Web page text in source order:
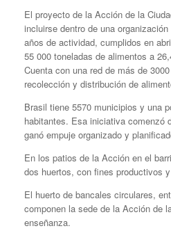
El proyecto de la Acción de la
incluirse dentro de una
años de actividad, cumplidos en
55 000 toneladas de alimentos a
Cuenta con una red de más de
recolección y distribución de
Brasil tiene 5570 municipios y una
habitantes. Esa iniciativa comenzó
ganó empuje organizado y
En los patios de la Acción en el
dos huertos, con fines productivos
El huerto de bancales circulares,
componen la sede de la Acción de
enseñanza.